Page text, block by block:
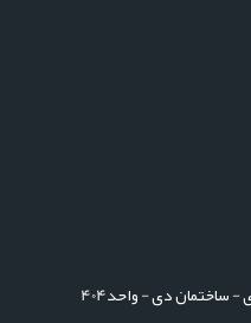
ساختمان دی - واحد404